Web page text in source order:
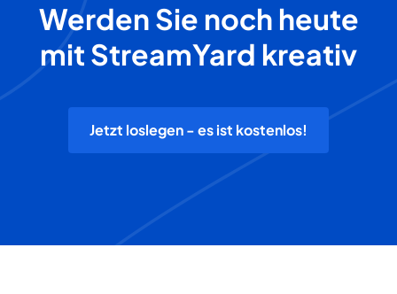
Werden Sie noch heute
mit StreamYard kreativ
Jetzt loslegen - es ist kostenlos!